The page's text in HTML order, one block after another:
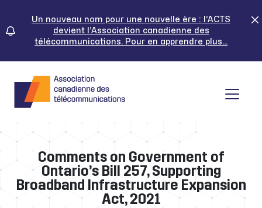
content
Un nouveau nom pour une nouvelle ère : l’ACTS
devient l’Association canadienne des
télécommunications. Pour en apprendre plus...
Comments on Government of
Ontario’s Bill 257, Supporting
Broadband Infrastructure Expansion
Act, 2021